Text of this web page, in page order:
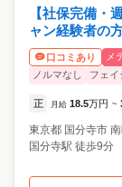
【社保完備・
ャン経験者の
口コミあり メ
ノルマなし
フェイ
正 月給 18.5万円 ~
東京都 国分寺市
国分寺駅 徒歩9分